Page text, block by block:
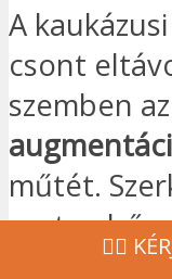
A
csont
szemben az
műtét.
vastag bőr
‍👩‍⚕